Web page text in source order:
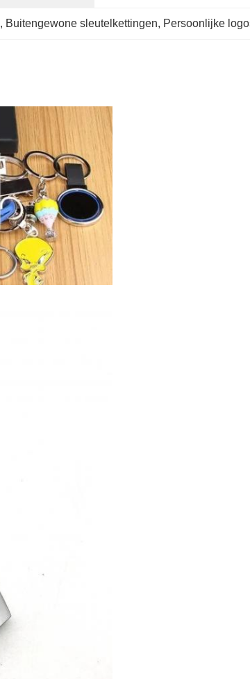
, Buitengewone sleutelkettingen, Persoonlijke